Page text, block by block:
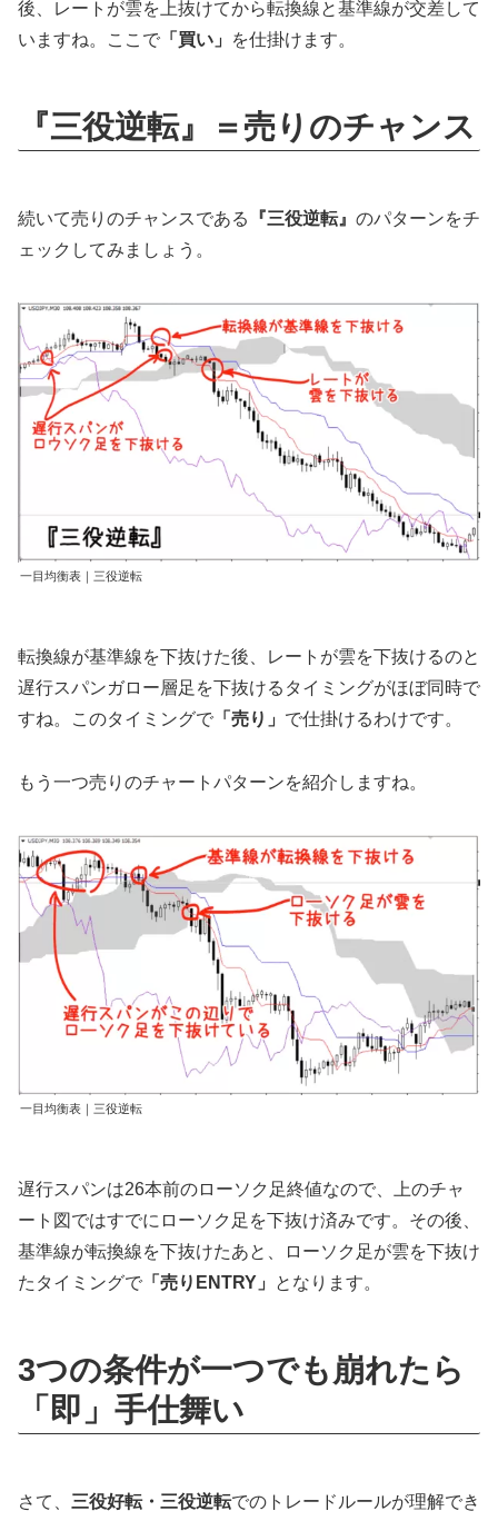
後、レートが雲を上抜けてから転換線と基準線が交差して
いますね。ここで 「買い」 を仕掛けます。
『三役逆転』＝売りのチャンス
続いて売りのチャンスである 『三役逆転』 のパターンをチ
ェックしてみましょう。
一目均衡表｜三役逆転
転換線が基準線を下抜けた後、レートが雲を下抜けるのと
遅行スパンガロー層足を下抜けるタイミングがほぼ同時で
すね。このタイミングで 「売り」 で仕掛けるわけです。
もう一つ売りのチャートパターンを紹介しますね。
一目均衡表｜三役逆転
遅行スパンは26本前のローソク足終値なので、上のチャ
ート図ではすでにローソク足を下抜け済みです。その後、
基準線が転換線を下抜けたあと、ローソク足が雲を下抜け
たタイミングで 「売りENTRY」 となります。
3つの条件が一つでも崩れたら
「即」手仕舞い
さて、 三役好転・三役逆転でのトレードルールが理解でき